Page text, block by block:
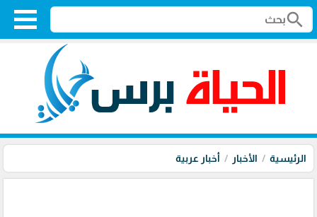
search
الرئيسية الأخبار أخبار عربية